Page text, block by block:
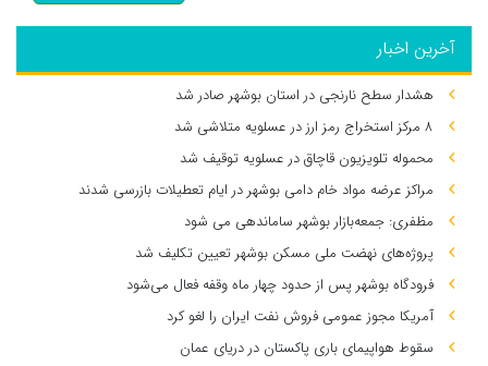
آخرین اخبار
هشدار سطح نارنجی در استان بوشهر صادر شد
۸ مرکز استخراج رمز ارز در عسلویه متلاشی شد
محموله تلویزیون قاچاق در عسلویه توقیف شد
مراکز عرضه مواد خام دامی بوشهر در ایام تعطیلات بازرسی شدند
مظفری: جمعه‌بازار بوشهر ساماندهی می‌ شود
پروژه‌های نهضت ملی مسکن بوشهر تعیین تکلیف شد
فرودگاه بوشهر پس از حدود چهار ماه وقفه فعال می‌شود
آمریکا مجوز عمومی فروش نفت ایران را لغو کرد
سقوط هواپیمای باری پاکستان در دریای عمان